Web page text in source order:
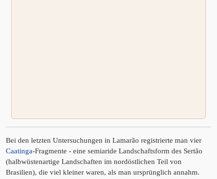
Bei den letzten Untersuchungen in Lamarão registrierte man vier
Caatinga-Fragmente - eine semiaride Landschaftsform des Sertão
(halbwüstenartige Landschaften im nordöstlichen Teil von
Brasilien), die viel kleiner waren, als man ursprünglich annahm.